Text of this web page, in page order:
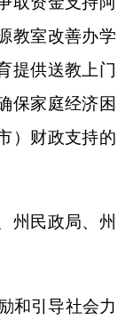
教育发
教育教
会发展
救助，
源社会
、工
要进一
青少
强
自治